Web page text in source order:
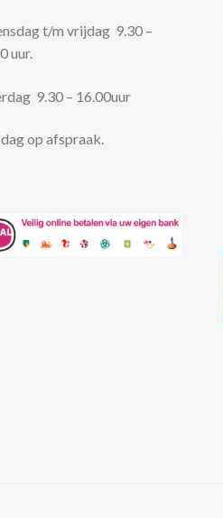
t/m vrijdag 9.30 –
uur.
9.30 – 16.00uur
op afspraak.